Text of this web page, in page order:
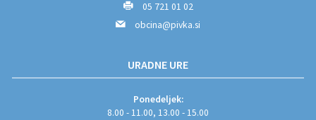
05 721 01 02
obcina@pivka.si
URADNE URE
Ponedeljek:
8.00 - 11.00, 13.00 - 15.00